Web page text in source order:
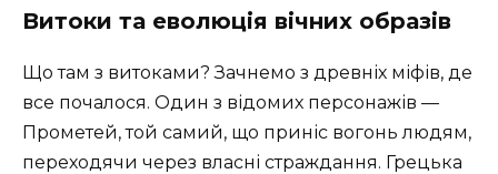
Витоки та еволюція вічних образів
Що там з витоками? Зачнемо з древніх міфів, де
все почалося. Один з відомих персонажів —
Прометей, той самий, що приніс вогонь людям,
переходячи через власні страждання. Грецька